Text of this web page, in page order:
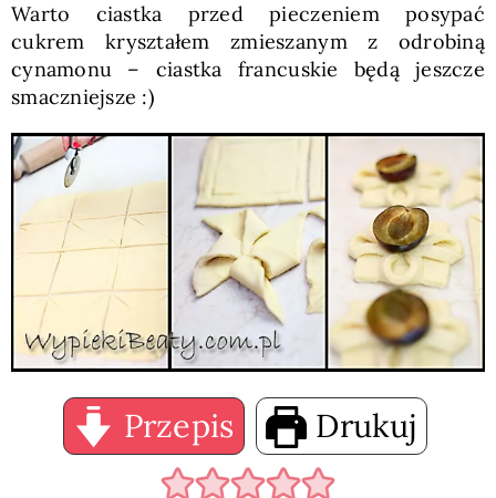
Warto ciastka przed pieczeniem posypać
cukrem kryształem zmieszanym z odrobiną
cynamonu – ciastka francuskie będą jeszcze
smaczniejsze :)
Przepis Drukuj